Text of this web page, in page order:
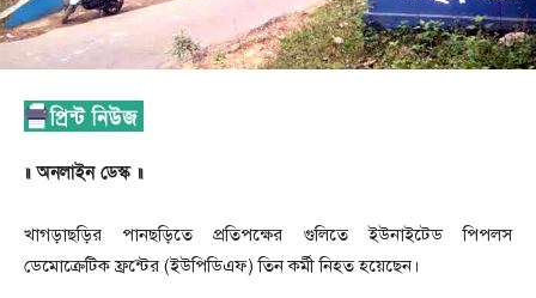
॥ অনলাইন ডেস্ক ॥
খাগড়াছড়ির পানছড়িতে প্রতিপক্ষের গুলিতে ইউনাইটেড পিপলস
ডেমোক্রেটিক ফ্রন্টের (ইউপিডিএফ) তিন কর্মী নিহত হয়েছেন।